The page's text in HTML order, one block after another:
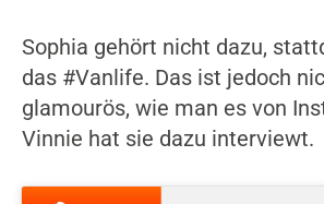
Sophia gehört nicht dazu,
das #Vanlife. Das ist jedoch
glamourös, wie man es von
Vinnie hat sie dazu interviewt.